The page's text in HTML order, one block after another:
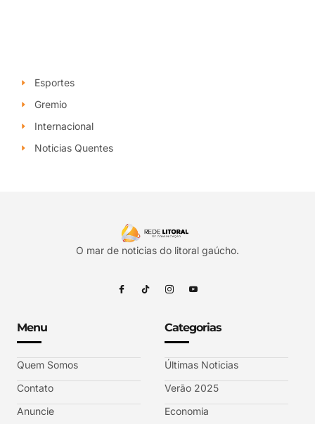
Esportes
Gremio
Internacional
Noticias Quentes
O mar de noticias do litoral gaúcho.
Menu
Quem Somos
Contato
Anuncie
Categorias
Últimas Noticias
Verão 2025
Economia